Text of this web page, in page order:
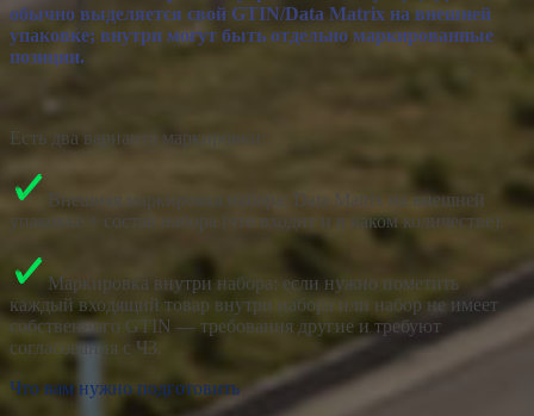
обычно выделяется свой GTIN/Data Matrix на внешней
упаковке; внутри могут быть отдельно маркированные
позиции.
Есть два варианта маркировки:
Внешняя маркировка набора: Data Matrix на внешней
упаковке + состав набора (что входит и в каком количестве).
Маркировка внутри набора: если нужно пометить
каждый входящий товар внутри набора или набор не имеет
собственного GTIN — требования другие и требуют
согласования с ЧЗ.
Что вам нужно подготовить